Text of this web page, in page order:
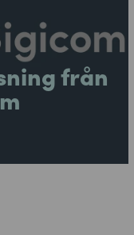
från